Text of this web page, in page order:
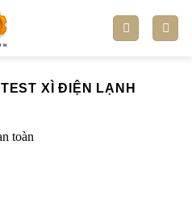
TEST XÌ ĐIỆN LẠNH